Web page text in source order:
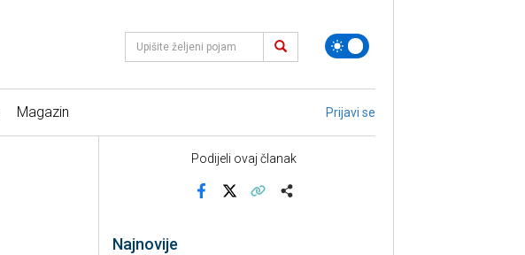
Magazin Prijavi se
Podijeli ovaj članak
Najnovije